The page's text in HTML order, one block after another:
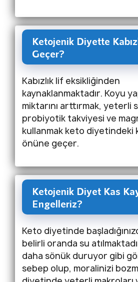
Ketojenik Diyette
Geçer?
Kabızlık lif eksikliğinden
kaynaklanmaktadır. Koyu
miktarını arttırmak, yeterli
probiyotik takviyesi ve
kullanmak keto diyetindeki
önüne geçer.
Ketojenik Diyet Kas
Engelleriz?
Keto diyetinde
belirli oranda su
daha sönük duruyor gibi
sebep olup, moralinizi